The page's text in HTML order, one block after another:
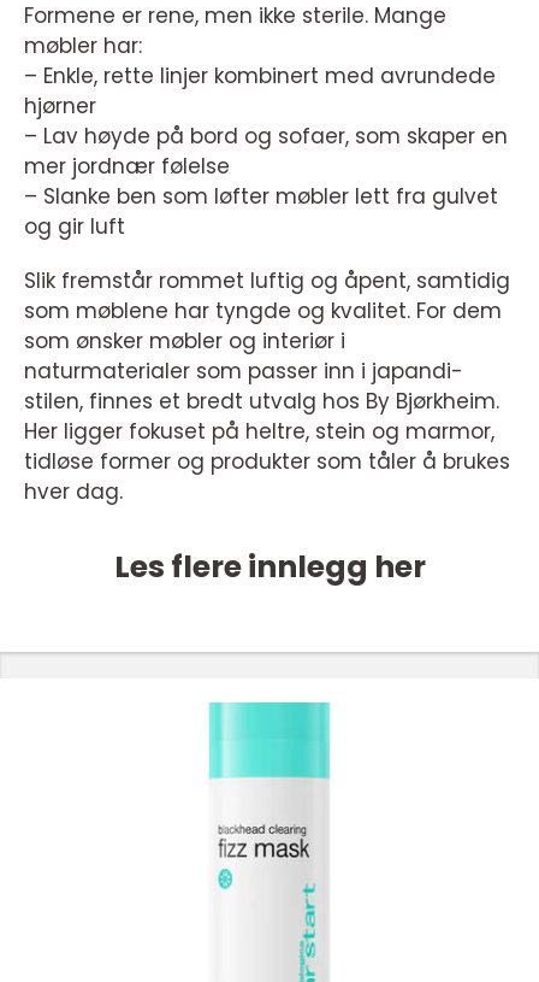
Formene er rene, men ikke sterile. Mange
møbler har:
– Enkle, rette linjer kombinert med avrundede
hjørner
– Lav høyde på bord og sofaer, som skaper en
mer jordnær følelse
– Slanke ben som løfter møbler lett fra gulvet
og gir luft
Slik fremstår rommet luftig og åpent, samtidig
som møblene har tyngde og kvalitet. For dem
som ønsker møbler og interiør i
naturmaterialer som passer inn i japandi-
stilen, finnes et bredt utvalg hos By Bjørkheim.
Her ligger fokuset på heltre, stein og marmor,
tidløse former og produkter som tåler å brukes
hver dag.
Les flere innlegg her